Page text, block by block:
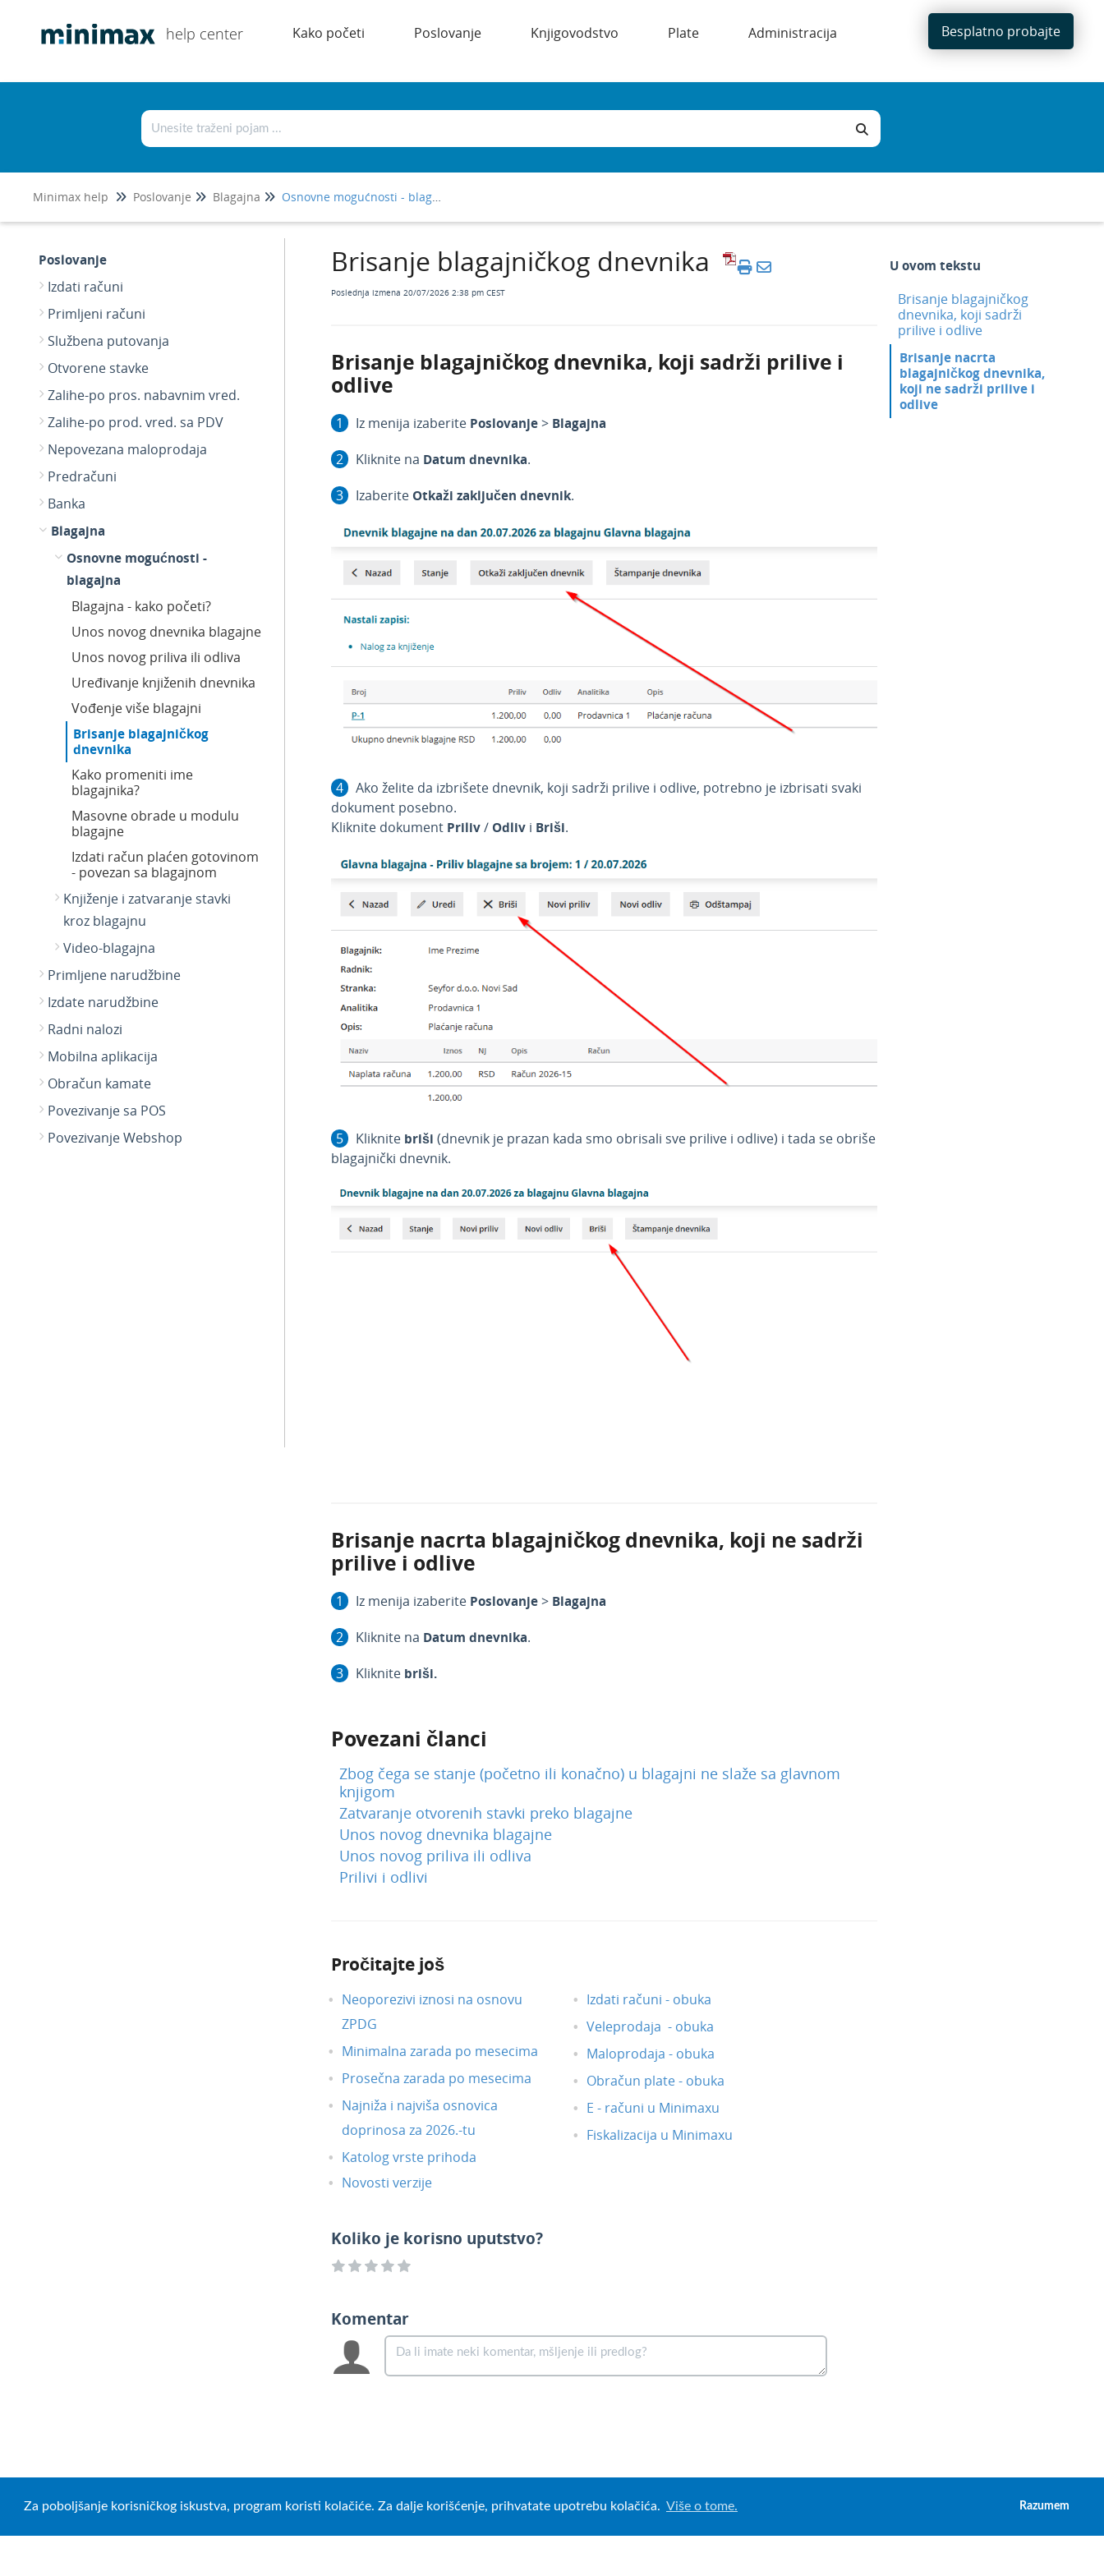
Za poboljšanje korisničkog iskustva, program koristi kolačiće. Za dalje korišćenje, prihvatate upotrebu kolačića. Više o tome. Razumem
help center Kako početi Poslovanje Knjigovodstvo Plate Administracija Besplatno probajte
Minimax help Poslovanje Blagajna Osnovne mogućnosti - blagajna
Poslovanje
Izdati računi
Primljeni računi
Službena putovanja
Otvorene stavke
Zalihe-po pros. nabavnim vred.
Zalihe-po prod. vred. sa PDV
Nepovezana maloprodaja
Predračuni
Banka
Blagajna
Osnovne mogućnosti -
blagajna
Blagajna - kako početi?
Unos novog dnevnika blagajne
Unos novog priliva ili odliva
Uređivanje knjiženih dnevnika
Vođenje više blagajni
Brisanje blagajničkog
dnevnika
Kako promeniti ime
blagajnika?
Masovne obrade u modulu
blagajne
Izdati račun plaćen gotovinom
- povezan sa blagajnom
Knjiženje i zatvaranje stavki
kroz blagajnu
Video-blagajna
Primljene narudžbine
Izdate narudžbine
Radni nalozi
Mobilna aplikacija
Obračun kamate
Povezivanje sa POS
Povezivanje Webshop
Brisanje blagajničkog dnevnika
Poslednja izmena 20/07/2026 2:38 pm CEST
Brisanje blagajničkog dnevnika, koji sadrži prilive i
odlive
Iz menija izaberite Poslovanje> Blagajna
Kliknite na Datum dnevnika.
Izaberite Otkaži zaključen dnevnik.
Ako želite da izbrišete dnevnik, koji sadrži prilive i odlive, potrebno je izbrisati svaki
dokument posebno.
Kliknite dokument Priliv/ Odliv i Briši.
Kliknite briši (dnevnik je prazan kada smo obrisali sve prilive i odlive) i tada se obriše
blagajnički dnevnik.
Brisanje nacrta blagajničkog dnevnika, koji ne sadrži
prilive i odlive
Iz menija izaberite Poslovanje> Blagajna
Kliknite na Datum dnevnika.
Kliknite briši.
Povezani članci
Zbog čega se stanje (početno ili konačno) u blagajni ne slaže sa glavnom
knjigom
Zatvaranje otvorenih stavki preko blagajne
Unos novog dnevnika blagajne
Unos novog priliva ili odliva
Prilivi i odlivi
Pročitajte još
Neoporezivi iznosi na osnovu
ZPDG
Minimalna zarada po mesecima
Prosečna zarada po mesecima
Najniža i najviša osnovica
doprinosa za 2026.-tu
Katolog vrste prihoda
Novosti verzije
Izdati računi - obuka
Veleprodaja - obuka
Maloprodaja - obuka
Obračun plate - obuka
E - računi u Minimaxu
Fiskalizacija u Minimaxu
Koliko je korisno uputstvo?
Komentar
U ovom tekstu
Brisanje blagajničkog
dnevnika, koji sadrži
prilive i odlive
Brisanje nacrta
blagajničkog dnevnika,
koji ne sadrži prilive i
odlive